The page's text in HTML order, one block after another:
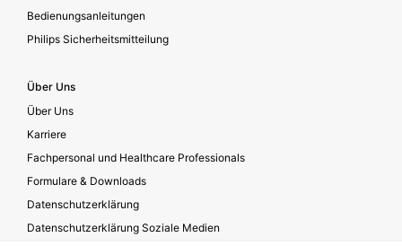
Bedienungsanleitungen
Philips Sicherheitsmitteilung
Über Uns
Über Uns
Karriere
Fachpersonal und Healthcare Professionals
Formulare & Downloads
Datenschutzerklärung
Datenschutzerklärung Soziale Medien